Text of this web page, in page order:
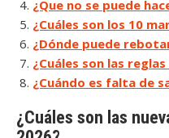
¿Que no se puede
¿Cuáles son los 10
¿Dónde puede
¿Cuáles son las
¿Cuándo es falta de
¿Cuáles son las